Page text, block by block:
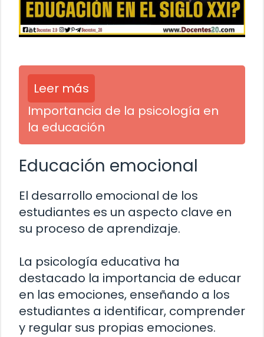
Leer más
Importancia de la psicología en
la educación
Educación emocional
El desarrollo emocional de los
estudiantes es un aspecto clave en
su proceso de aprendizaje.
La psicología educativa ha
destacado la importancia de educar
en las emociones, enseñando a los
estudiantes a identificar, comprender
y regular sus propias emociones.